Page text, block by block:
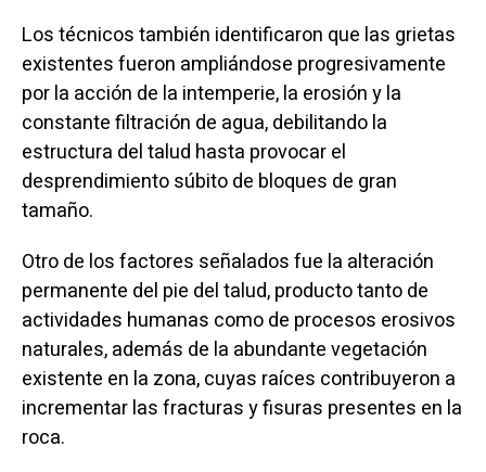
Los técnicos también identificaron que las grietas
existentes fueron ampliándose progresivamente
por la acción de la intemperie, la erosión y la
constante filtración de agua, debilitando la
estructura del talud hasta provocar el
desprendimiento súbito de bloques de gran
tamaño.
Otro de los factores señalados fue la alteración
permanente del pie del talud, producto tanto de
actividades humanas como de procesos erosivos
naturales, además de la abundante vegetación
existente en la zona, cuyas raíces contribuyeron a
incrementar las fracturas y fisuras presentes en la
roca.